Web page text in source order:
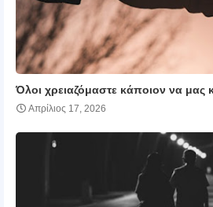
Όλοι χρειαζόμαστε κάποιον να μας
Απρίλιος 17, 2026